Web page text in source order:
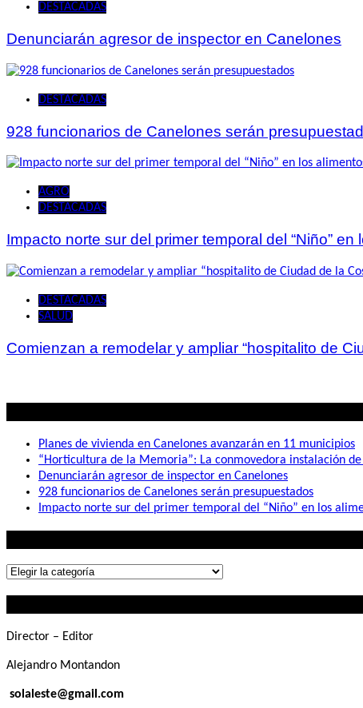
DESTACADAS
Denunciarán agresor de inspector en Canelones
DESTACADAS
928 funcionarios de Canelones serán
AGRO
DESTACADAS
Impacto norte sur del primer temporal del “Niño” en
DESTACADAS
SALUD
Comienzan a remodelar y ampliar “hospitalito de
Planes de vivienda en Canelones avanzarán en 11 municipios
“Horticultura de la Memoria”: La conmovedora instalación
Denunciarán agresor de inspector en Canelones
928 funcionarios de Canelones serán presupuestados
Impacto norte sur del primer temporal del “Niño” en los
Lo
Director – Editor
Alejandro Montandon
solaleste@gmail.com